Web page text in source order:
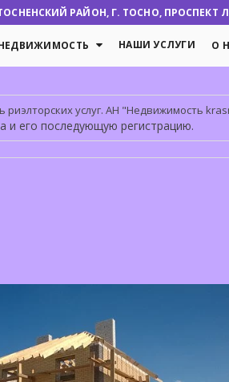
РАЙОН, Г. ТОСНО, ПРОСПЕКТ
НАШИ УСЛУГИ О
риэлторских услуг. АН "Недвижимость
и его последующую регистрацию.